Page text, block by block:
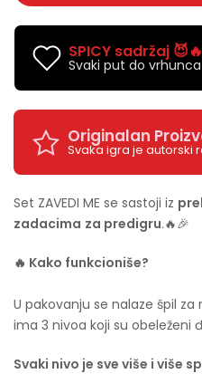
SPICY sadržaj 😈🔥
Svaki put do vrhunca
Originalan
Svaka igra je autorski
Set ZAVEDI ME se sastoji iz
zadacima za predigru.🔥🎉
🔥 Kako funkcioniše?
U pakovanju se nalaze špil za
ima 3 nivoa koji su obeleženi
Svaki nivo je sve više i više